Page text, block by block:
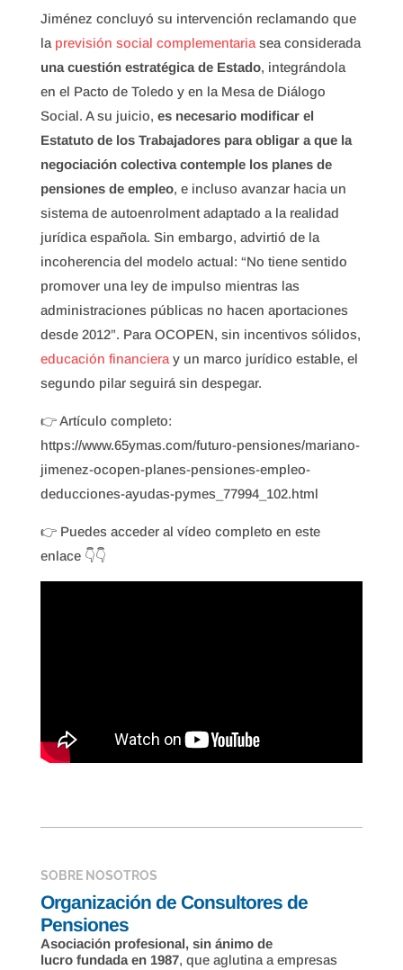
Jiménez concluyó su intervención reclamando que
la previsión social complementariasea considerada
una cuestión estratégica de Estado, integrándola
en el Pacto de Toledo y en la Mesa de Diálogo
Social. A su juicio, es necesario modificar el
Estatuto de los Trabajadores para obligar a que la
negociación colectiva contemple los planes de
pensiones de empleo, e incluso avanzar hacia un
sistema de autoenrolment adaptado a la realidad
jurídica española. Sin embargo, advirtió de la
incoherencia del modelo actual: “No tiene sentido
promover una ley de impulso mientras las
administraciones públicas no hacen aportaciones
desde 2012”. Para OCOPEN, sin incentivos sólidos,
educación financieray un marco jurídico estable, el
segundo pilar seguirá sin despegar.
👉 Artículo completo:
https://www.65ymas.com/futuro-pensiones/mariano-
jimenez-ocopen-planes-pensiones-empleo-
deducciones-ayudas-pymes_77994_102.html
👉 Puedes acceder al vídeo completo en este
enlace 👇👇
SOBRE NOSOTROS
Organización de Consultores de
Pensiones
Asociación profesional, sin ánimo de
lucro fundada en 1987, que aglutina a empresas